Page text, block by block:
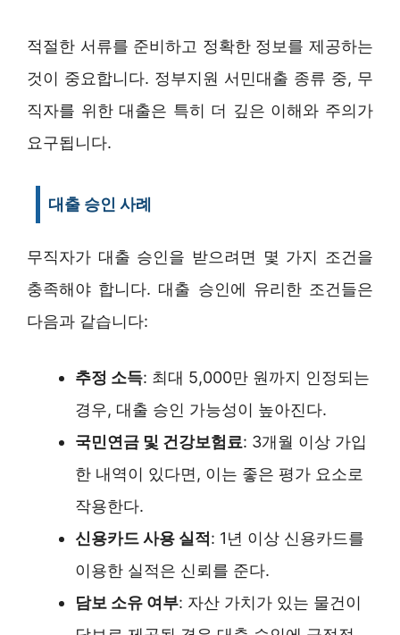
적절한 서류를 준비하고 정확한 정보를 제공하는
것이 중요합니다. 정부지원 서민대출 종류 중, 무
직자를 위한 대출은 특히 더 깊은 이해와 주의가
요구됩니다.
대출 승인 사례
무직자가 대출 승인을 받으려면 몇 가지 조건을
충족해야 합니다. 대출 승인에 유리한 조건들은
다음과 같습니다:
추정 소득: 최대 5,000만 원까지 인정되는
경우, 대출 승인 가능성이 높아진다.
국민연금 및 건강보험료: 3개월 이상 가입
한 내역이 있다면, 이는 좋은 평가 요소로
작용한다.
신용카드 사용 실적: 1년 이상 신용카드를
이용한 실적은 신뢰를 준다.
담보 소유 여부: 자산 가치가 있는 물건이